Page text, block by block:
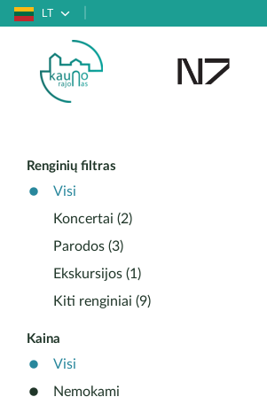
LT
Renginių filtras
Visi
Koncertai (2)
Parodos (3)
Ekskursijos (1)
Kiti renginiai (9)
Kaina
Visi
Nemokami